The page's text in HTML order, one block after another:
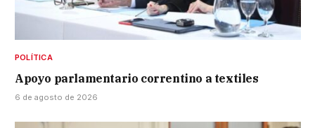
POLÍTICA
Apoyo parlamentario correntino a textiles
6 de agosto de 2026